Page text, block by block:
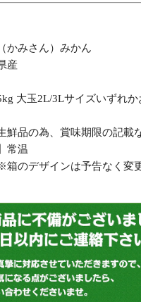
かみさん）みかん
産
大玉2L/3Lサイズいずれ
鮮品の為、賞味期限の記載
常温
箱のデザインは予告なく変